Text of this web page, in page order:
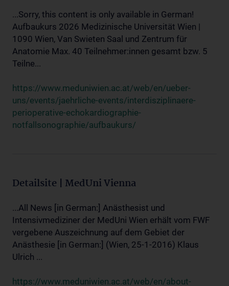
...Sorry, this content is only available in German!
Aufbaukurs 2026 Medizinische Universität Wien |
1090 Wien, Van Swieten Saal und Zentrum für
Anatomie Max. 40 Teilnehmer:innen gesamt bzw. 5
Teilne...
https://www.meduniwien.ac.at/web/en/ueber-
uns/events/jaehrliche-events/interdisziplinaere-
perioperative-echokardiographie-
notfallsonographie/aufbaukurs/
Detailsite | MedUni Vienna
...All News [in German:] Anästhesist und
Intensivmediziner der MedUni Wien erhält vom FWF
vergebene Auszeichnung auf dem Gebiet der
Anästhesie [in German:] (Wien, 25-1-2016) Klaus
Ulrich ...
https://www.meduniwien.ac.at/web/en/about-